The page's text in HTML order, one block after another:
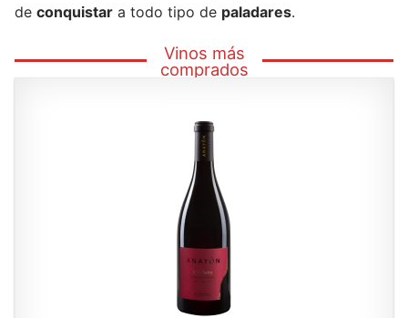
de conquistar a todo tipo de paladares.
Vinos más
comprados